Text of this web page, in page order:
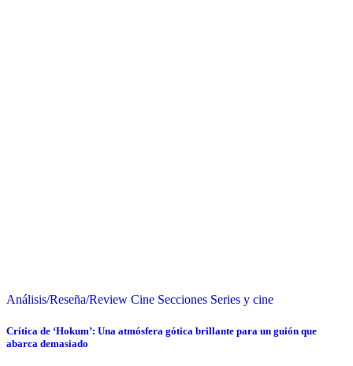
Análisis/Reseña/Review Cine Secciones Series y cine
Crítica de ‘Hokum’: Una atmósfera gótica brillante para un guión que
abarca demasiado